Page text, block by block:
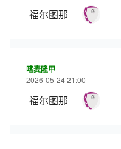
福尔图那
喀麦隆甲
2026-05-24 21:00
福尔图那